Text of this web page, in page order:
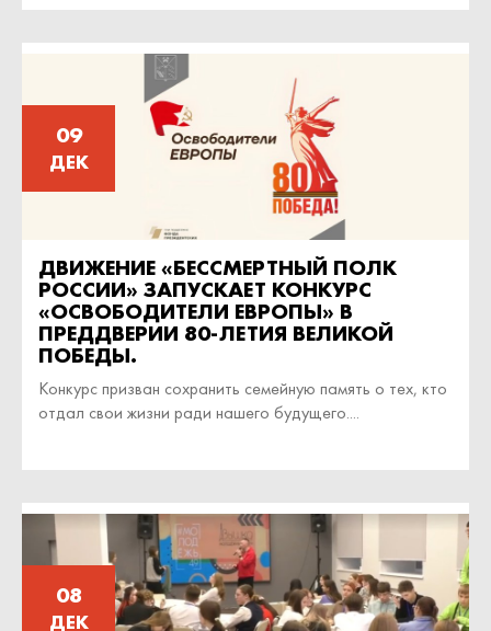
09
ДЕК
ДВИЖЕНИЕ «БЕССМЕРТНЫЙ ПОЛК
РОССИИ» ЗАПУСКАЕТ КОНКУРС
«ОСВОБОДИТЕЛИ ЕВРОПЫ» В
ПРЕДДВЕРИИ 80-ЛЕТИЯ ВЕЛИКОЙ
ПОБЕДЫ.
Конкурс призван сохранить семейную память о тех, кто
отдал свои жизни ради нашего будущего....
08
ДЕК